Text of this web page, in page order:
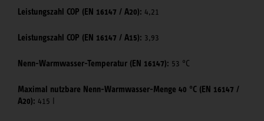
Leistungszahl COP (EN 16147 / A20): 4,21
Leistungszahl COP (EN 16147 / A15): 3,93
Nenn-Warmwasser-Temperatur (EN 16147): 53 °C
Maximal nutzbare Nenn-Warmwasser-Menge 40 °C (EN 16147 /
A20): 415 l